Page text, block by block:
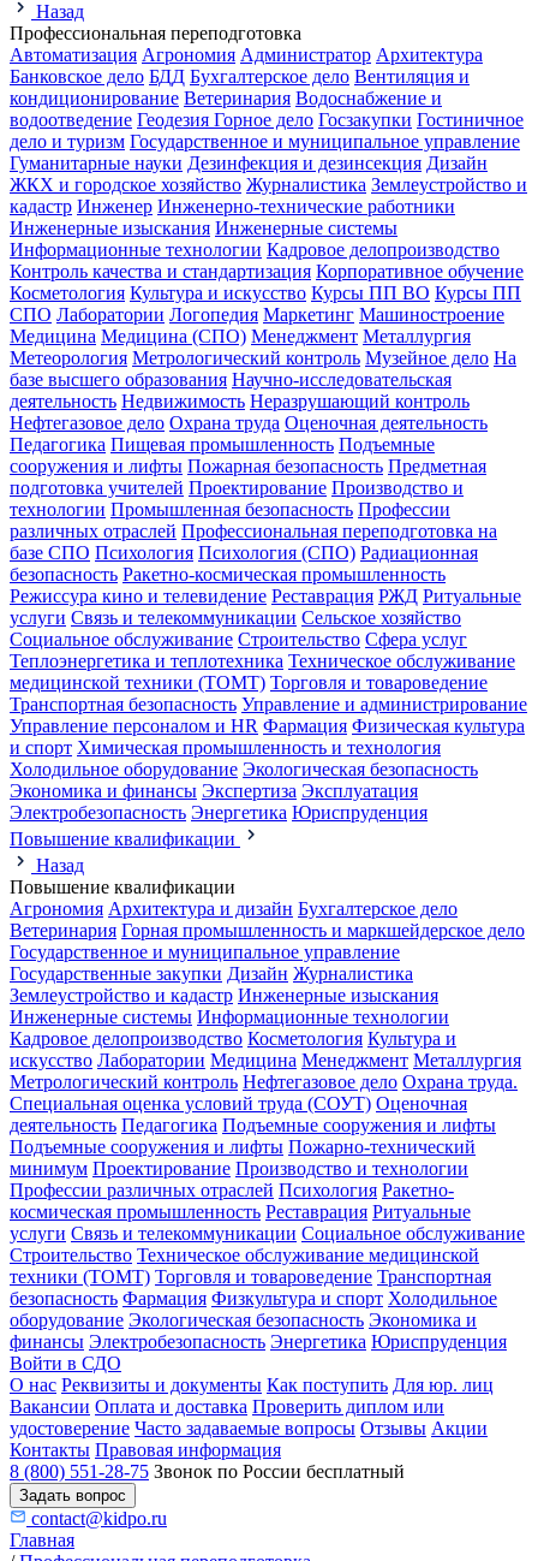
Назад
Профессиональная переподготовка
Автоматизация Агрономия Администратор Архитектура
Банковское дело БДД Бухгалтерское дело Вентиляция и
кондиционирование Ветеринария Водоснабжение и
водоотведение Геодезия Горное дело Госзакупки Гостиничное
дело и туризм Государственное и муниципальное управление
Гуманитарные науки Дезинфекция и дезинсекция Дизайн
ЖКХ и городское хозяйство Журналистика Землеустройство и
кадастр Инженер Инженерно-технические работники
Инженерные изыскания Инженерные системы
Информационные технологии Кадровое делопроизводство
Контроль качества и стандартизация Корпоративное обучение
Косметология Культура и искусство Курсы ПП ВО Курсы ПП
СПО Лаборатории Логопедия Маркетинг Машиностроение
Медицина Медицина (СПО) Менеджмент Металлургия
Метеорология Метрологический контроль Музейное дело На
базе высшего образования Научно-исследовательская
деятельность Недвижимость Неразрушающий контроль
Нефтегазовое дело Охрана труда Оценочная деятельность
Педагогика Пищевая промышленность Подъемные
сооружения и лифты Пожарная безопасность Предметная
подготовка учителей Проектирование Производство и
технологии Промышленная безопасность Профессии
различных отраслей Профессиональная переподготовка на
базе СПО Психология Психология (СПО) Радиационная
безопасность Ракетно-космическая промышленность
Режиссура кино и телевидение Реставрация РЖД Ритуальные
услуги Связь и телекоммуникации Сельское хозяйство
Социальное обслуживание Строительство Сфера услуг
Теплоэнергетика и теплотехника Техническое обслуживание
медицинской техники (ТОМТ) Торговля и товароведение
Транспортная безопасность Управление и администрирование
Управление персоналом и HR Фармация Физическая культура
и спорт Химическая промышленность и технология
Холодильное оборудование Экологическая безопасность
Экономика и финансы Экспертиза Эксплуатация
Электробезопасность Энергетика Юриспруденция
Повышение квалификации
Назад
Повышение квалификации
Агрономия Архитектура и дизайн Бухгалтерское дело
Ветеринария Горная промышленность и маркшейдерское дело
Государственное и муниципальное управление
Государственные закупки Дизайн Журналистика
Землеустройство и кадастр Инженерные изыскания
Инженерные системы Информационные технологии
Кадровое делопроизводство Косметология Культура и
искусство Лаборатории Медицина Менеджмент Металлургия
Метрологический контроль Нефтегазовое дело Охрана труда.
Специальная оценка условий труда (СОУТ) Оценочная
деятельность Педагогика Подъемные сооружения и лифты
Подъемные сооружения и лифты Пожарно-технический
минимум Проектирование Производство и технологии
Профессии различных отраслей Психология Ракетно-
космическая промышленность Реставрация Ритуальные
услуги Связь и телекоммуникации Социальное обслуживание
Строительство Техническое обслуживание медицинской
техники (ТОМТ) Торговля и товароведение Транспортная
безопасность Фармация Физкультура и спорт Холодильное
оборудование Экологическая безопасность Экономика и
финансы Электробезопасность Энергетика Юриспруденция
Войти в СДО
О нас Реквизиты и документы Как поступить Для юр. лиц
Вакансии Оплата и доставка Проверить диплом или
удостоверение Часто задаваемые вопросы Отзывы Акции
Контакты Правовая информация
8 (800) 551-28-75 Звонок по России бесплатный
Задать вопрос
contact@kidpo.ru
Главная